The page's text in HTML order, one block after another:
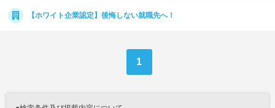
【ホワイト企業認定】後悔しない就職先へ！
1